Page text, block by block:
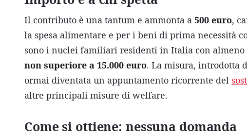
Il contributo è una tantum e ammonta a 500 euro,
la spesa alimentare e per i beni di prima necessità
sono i nuclei familiari residenti in Italia con almeno
non superiore a 15.000 euro. La misura, introdotta
ormai diventata un appuntamento ricorrente del
altre principali misure di welfare.
Come si ottiene: nessuna domanda